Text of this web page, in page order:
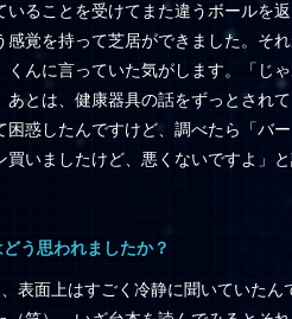
ることを受けてまた違うボールを
覚を持って芝居ができました。そ
んに言っていた気がします。「じ
とは、健康器具の話をずっとされ
惑したんですけど、調べたら「バ
いましたけど、悪くないですよ」
う思われましたか？
表面上はすごく冷静に聞いていたん